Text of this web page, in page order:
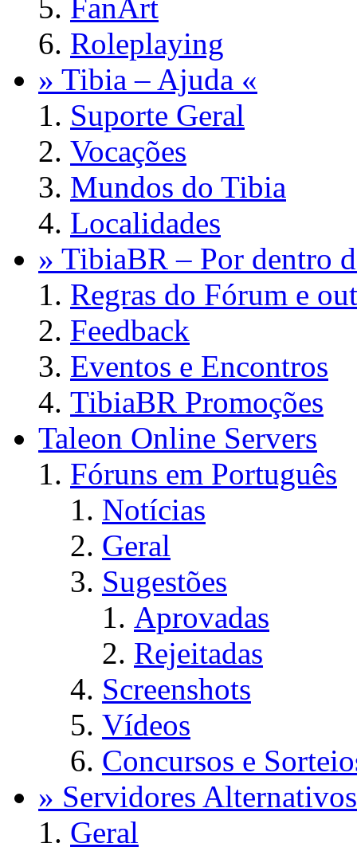
FanArt
Roleplaying
» Tibia – Ajuda «
Suporte Geral
Vocações
Mundos do Tibia
Localidades
» TibiaBR – Por dentro
Regras do Fórum e
Feedback
Eventos e Encontros
TibiaBR Promoções
Taleon Online Servers
Fóruns em Português
Notícias
Geral
Sugestões
Aprovadas
Rejeitadas
Screenshots
Vídeos
Concursos e
» Servidores
Geral